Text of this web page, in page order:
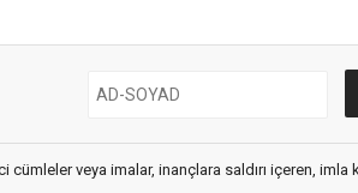
cümleler veya imalar, inançlara saldırı içeren, imla